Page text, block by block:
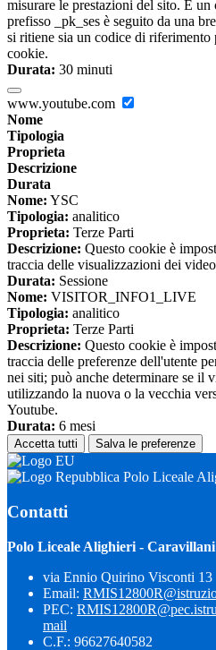
misurare le prestazioni del sito. È
prefisso _pk_ses è seguito da una
si ritiene sia un codice di
cookie.
Durata: 30 minuti
www.youtube.com
Nome
Tipologia
Proprieta
Descrizione
Durata
Nome: YSC
Tipologia: analitico
Proprieta: Terze Parti
Descrizione: Questo cookie è
traccia delle visualizzazioni dei
Durata: Sessione
Nome: VISITOR_INFO1_LIVE
Tipologia: analitico
Proprieta: Terze Parti
Descrizione: Questo cookie è
traccia delle preferenze dell'utente
nei siti; può anche determinare se il
utilizzando la nuova o la vecchia
Youtube.
Durata: 6 mesi
Accetta tutti Salva le preferenze
Polo Liceale
Contatti
Polo Liceale Alighieri - Caravillani
via Ennio Quirino Visconti 13
Email:
PEC:
mail
C.F.: 96627640582